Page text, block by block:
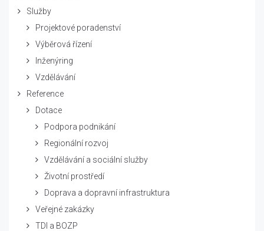
Služby
Projektové poradenství
Výběrová řízení
Inženýring
Vzdělávání
Reference
Dotace
Podpora podnikání
Regionální rozvoj
Vzdělávání a sociální služby
Životní prostředí
Doprava a dopravní infrastruktura
Veřejné zakázky
TDI a BOZP